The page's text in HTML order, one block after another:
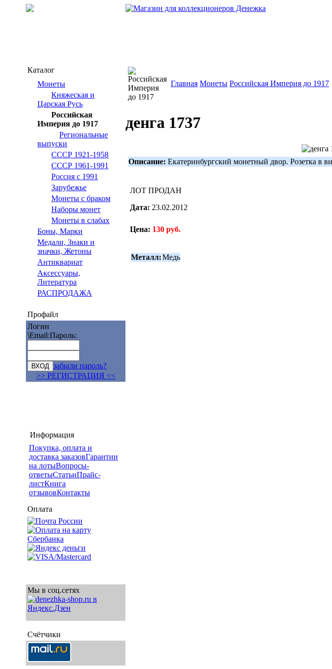
Каталог
Монеты
Княжеская и
Царская Русь
Российская
Империя до 1917
Региональные
выпуски
СССР 1921-1958
СССР 1961-1991
Россия с 1991
Зарубежье
Монеты с браком
Наборы монет
Монеты в слабах
Боны, Марки
Медали, Знаки и
значки, Жетоны
Антиквариат
Аксессуары,
Литература
РАСПРОДАЖА
Профайл
Логин
\Email:Пароль:
забыли пароль?
>> РЕГИСТРАЦИЯ <<
Информация
Покупка, оплата и
доставка заказовГарантии
на лотыВопросы-
ответыСтатьиПрайс-
листКнига
отзывовКонтакты
Оплата
Мы в соц.сетях
Счётчики
Главная Монеты Российская Империя до 1917
денга 1737
Описание: Екатеринбургский монетный двор. Розетка в
ЛОТ ПРОДАН
Дата: 23.02.2012
Цена: 130 руб.
Металл:Медь